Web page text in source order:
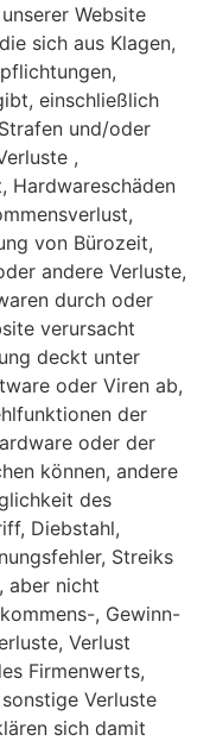
Website
sich aus Klagen,
einschließlich
und/oder
,
Hardwareschäden
von Bürozeit,
andere Verluste,
durch oder
verursacht
deckt unter
oder Viren ab,
der
oder der
können, andere
des
Diebstahl,
Streiks
aber nicht
, Gewinn-
Verlust
Firmenwerts,
Verluste
sich damit